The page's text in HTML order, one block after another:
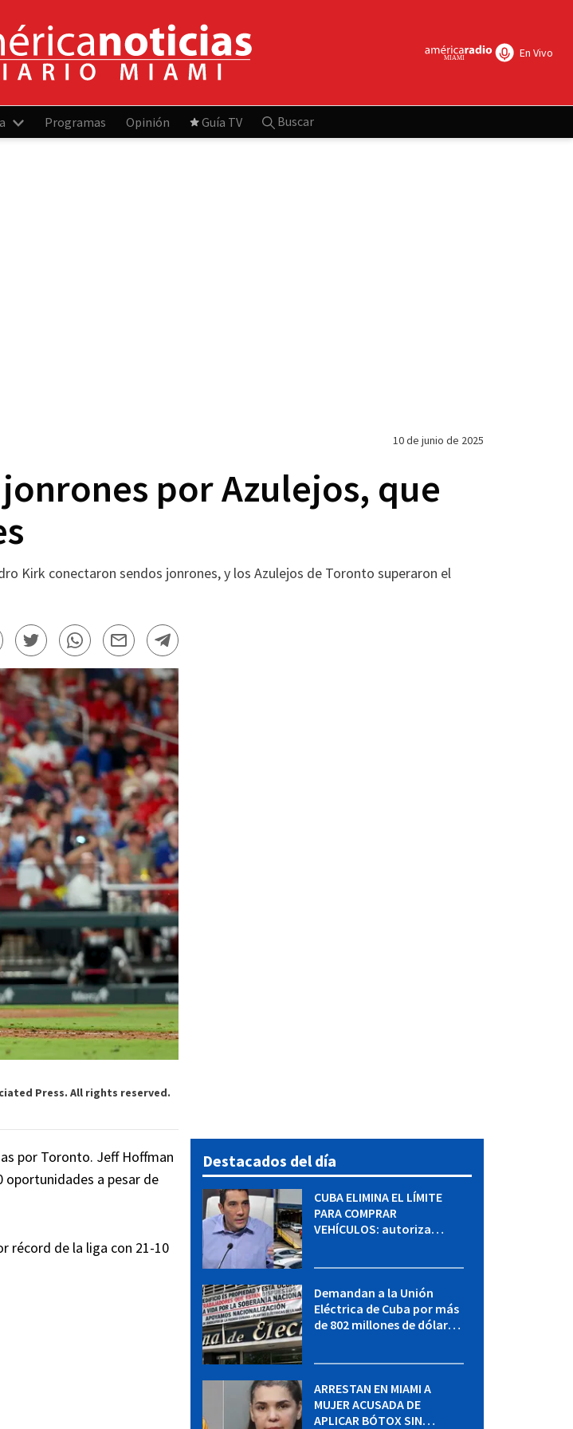
En Vivo
Programas Opinión Guía TV Buscar
10 de junio de 2025
por Azulejos, que
Kirk conectaron sendos jonrones, y los Azulejos de Toronto superaron el
Press. All rights reserved.
por Toronto. Jeff Hoffman
oportunidades a pesar de
récord de la liga con 21-10
Destacados del día
CUBA ELIMINA EL LÍMITE
PARA COMPRAR
VEHÍCULOS: autoriza
Demandan a la Unión
Eléctrica de Cuba por más
de 802 millones de dólares
ARRESTAN EN MIAMI A
MUJER ACUSADA DE
APLICAR BÓTOX SIN